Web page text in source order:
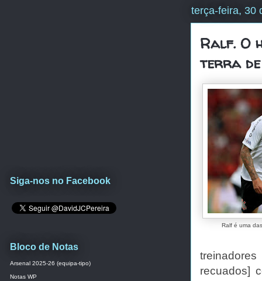
terça-feira, 30
Ralf. O
terra
Ralf é uma
recuados]
Siga-nos no Facebook
Bloco de Notas
Arsenal 2025-26 (equipa-tipo)
Notas WP